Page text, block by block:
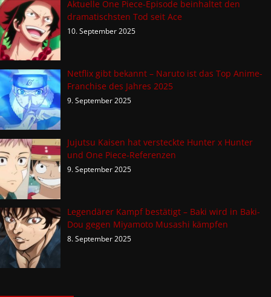
Aktuelle One Piece-Episode beinhaltet den
dramatischsten Tod seit Ace
10. September 2025
Netflix gibt bekannt – Naruto ist das Top Anime-
Franchise des Jahres 2025
9. September 2025
Jujutsu Kaisen hat versteckte Hunter x Hunter
und One Piece-Referenzen
9. September 2025
Legendärer Kampf bestätigt – Baki wird in Baki-
Dou gegen Miyamoto Musashi kämpfen
8. September 2025